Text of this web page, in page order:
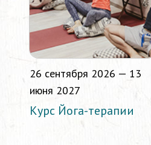
26 сентября 2026 — 13
июня 2027
Курс Йога-терапии